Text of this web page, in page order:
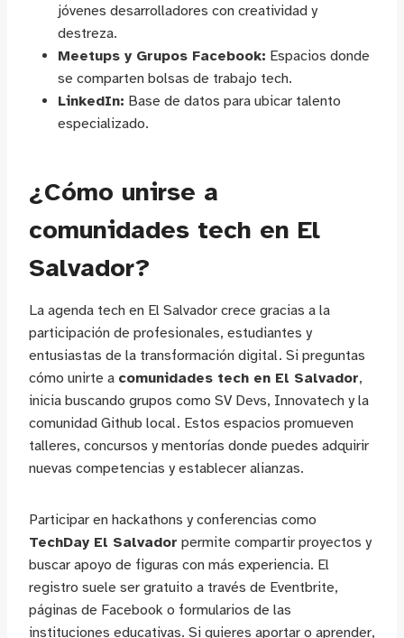
jóvenes desarrolladores con creatividad y
destreza.
Meetups y Grupos Facebook: Espacios donde
se comparten bolsas de trabajo tech.
LinkedIn: Base de datos para ubicar talento
especializado.
¿Cómo unirse a
comunidades tech en El
Salvador?
La agenda tech en El Salvador crece gracias a la
participación de profesionales, estudiantes y
entusiastas de la transformación digital. Si preguntas
cómo unirte a comunidades tech en El Salvador,
inicia buscando grupos como SV Devs, Innovatech y la
comunidad Github local. Estos espacios promueven
talleres, concursos y mentorías donde puedes adquirir
nuevas competencias y establecer alianzas.
Participar en hackathons y conferencias como
TechDay El Salvador permite compartir proyectos y
buscar apoyo de figuras con más experiencia. El
registro suele ser gratuito a través de Eventbrite,
páginas de Facebook o formularios de las
instituciones educativas. Si quieres aportar o aprender,